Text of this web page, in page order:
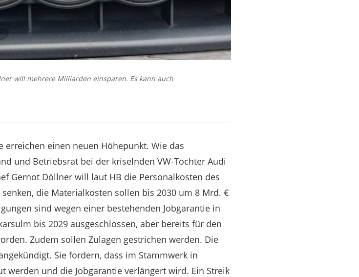
will mehrere Milliarden einsparen. Es kann auch
einen neuen Höhepunkt. Wie das
und Betriebsrat bei der kriselnden VW-Tochter Audi
Gernot Döllner will laut HB die Personalkosten des
die Materialkosten sollen bis 2030 um 8 Mrd. €
sind wegen einer bestehenden Jobgarantie in
bis 2029 ausgeschlossen, aber bereits für den
Zudem sollen Zulagen gestrichen werden. Die
Sie fordern, dass im Stammwerk in
werden und die Jobgarantie verlängert wird. Ein Streik